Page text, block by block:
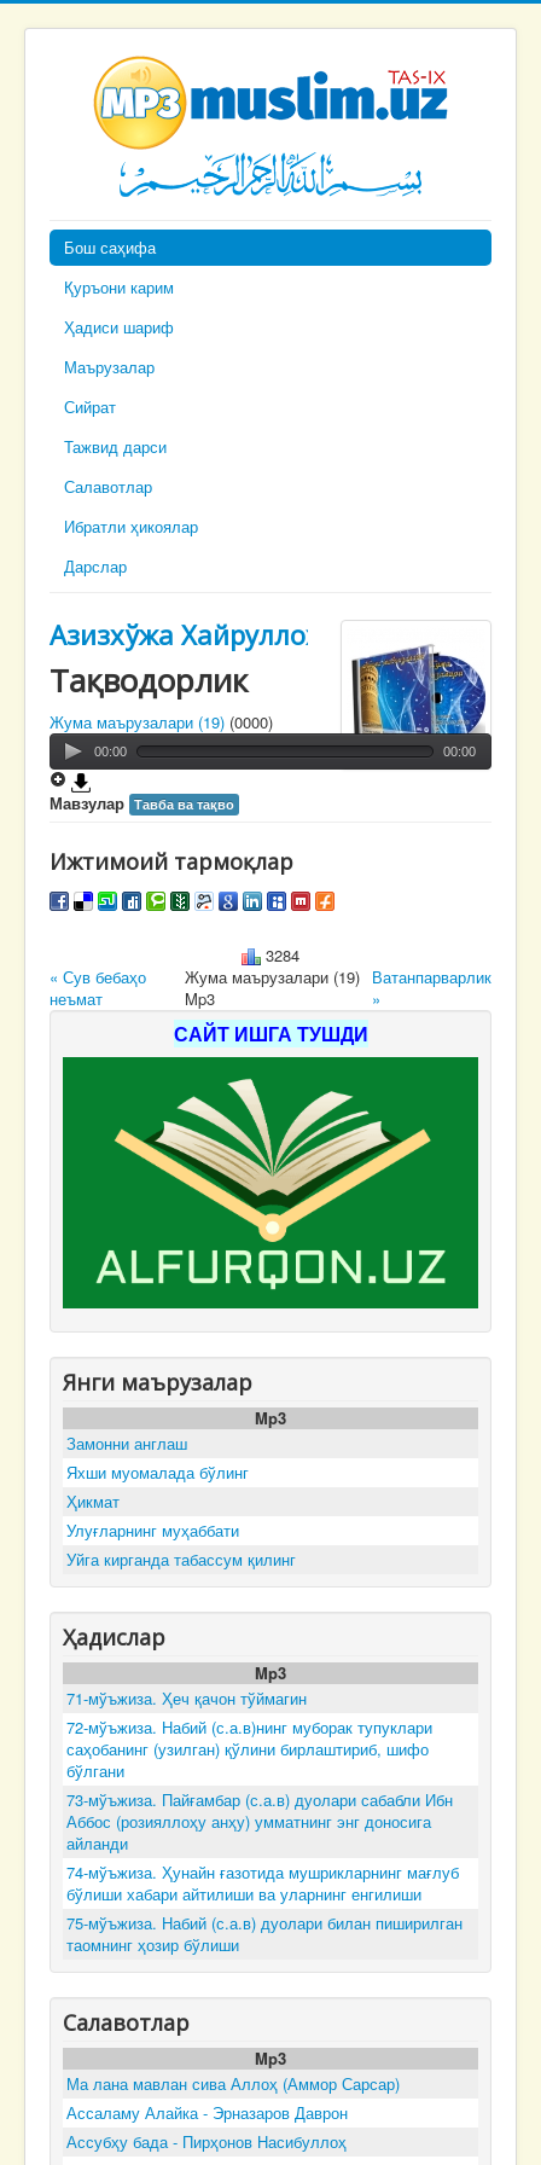
Бош саҳифа
Қуръони карим
Ҳадиси шариф
Маърузалар
Сийрат
Тажвид дарси
Салавотлар
Ибратли ҳикоялар
Дарслар
Азизхўжа Хайруллоҳ
Тақводорлик
Жума маърузалари (19) (0000)
00:00 00:00
Мавзулар Тавба ва тақво
Ижтимоий тармоқлар
3284
« Сув бебаҳо
неъмат
Жума маърузалари (19)
Mp3
Ватанпарварлик
»
САЙТ ИШГА ТУШДИ
Янги маърузалар
Mp3
Замонни англаш
Яхши муомалада бўлинг
Ҳикмат
Улуғларнинг муҳаббати
Уйга кирганда табассум қилинг
Ҳадислар
Mp3
71-мўъжиза. Ҳеч қачон тўймагин
72-мўъжиза. Набий (с.а.в)нинг муборак тупуклари
саҳобанинг (узилган) қўлини бирлаштириб, шифо
бўлгани
73-мўъжиза. Пайғамбар (с.а.в) дуолари сабабли Ибн
Аббос (розияллоҳу анҳу) умматнинг энг доносига
айланди
74-мўъжиза. Ҳунайн ғазотида мушрикларнинг мағлуб
бўлиши хабари айтилиши ва уларнинг енгилиши
75-мўъжиза. Набий (с.а.в) дуолари билан пиширилган
таомнинг ҳозир бўлиши
Салавотлар
Mp3
Ма лана мавлан сива Аллоҳ (Аммор Сарсар)
Ассаламу Алайка - Эрназаров Даврон
Ассубҳу бада - Пирҳонов Насибуллоҳ